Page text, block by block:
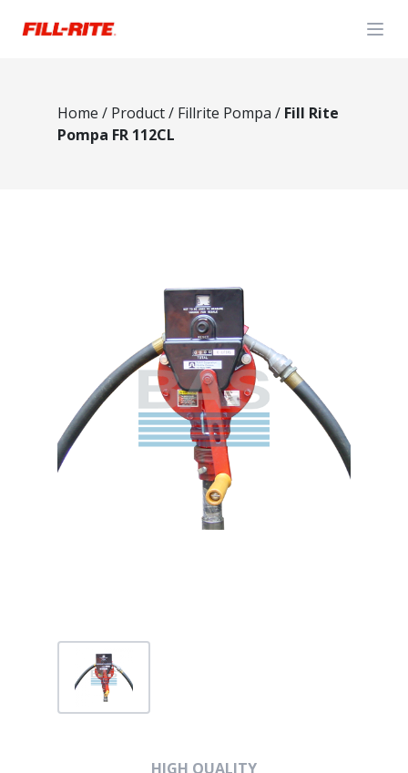
Home / Product/ Fillrite Pompa / Fill Rite
Pompa FR 112CL
HIGH QUALITY